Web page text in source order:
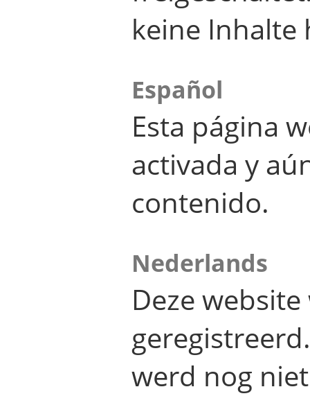
keine Inhalte
Español
Esta página
activada y
contenido.
Nederlands
Deze
werd nog